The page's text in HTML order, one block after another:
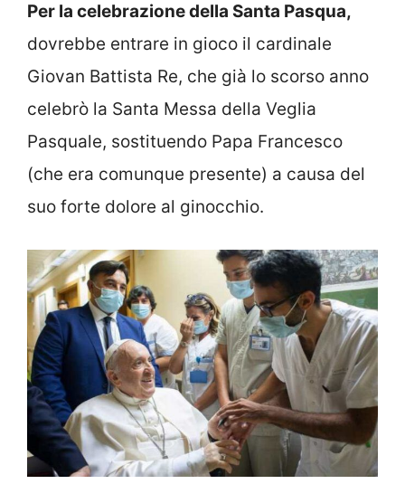
Per la celebrazione della Santa Pasqua,
dovrebbe entrare in gioco il cardinale
Giovan Battista Re, che già lo scorso anno
celebrò la Santa Messa della Veglia
Pasquale, sostituendo Papa Francesco
(che era comunque presente) a causa del
suo forte dolore al ginocchio.